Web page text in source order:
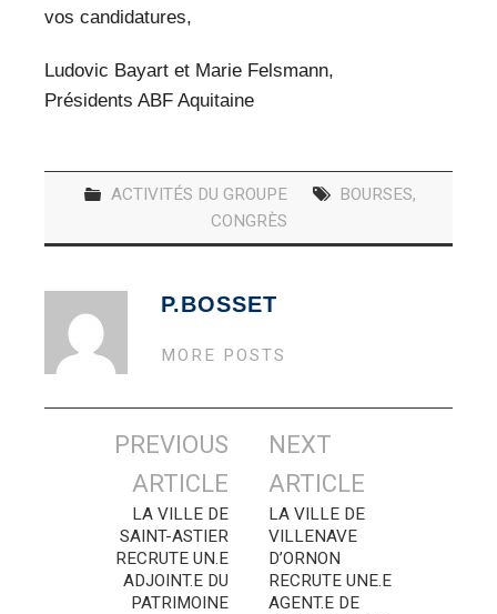
vos candidatures,
Ludovic Bayart et Marie Felsmann,
Présidents ABF Aquitaine
ACTIVITÉS DU GROUPE BOURSES,
CONGRÈS
P.BOSSET
MORE POSTS
Navigation
articles
PREVIOUS
ARTICLE
LA VILLE DE
SAINT-ASTIER
RECRUTE UN.E
ADJOINT.E DU
PATRIMOINE
NEXT
ARTICLE
LA VILLE DE
VILLENAVE
D’ORNON
RECRUTE UNE.E
AGENT.E DE